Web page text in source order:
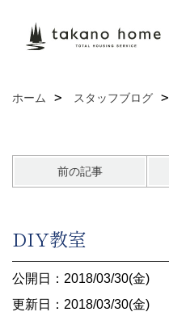
ホーム スタッフブログ
前の記事
DIY教室
公開日：2018/03/30(金)
更新日：2018/03/30(金)